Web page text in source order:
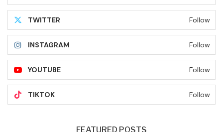
TWITTER Follow
INSTAGRAM Follow
YOUTUBE Follow
TIKTOK Follow
FEATURED POSTS